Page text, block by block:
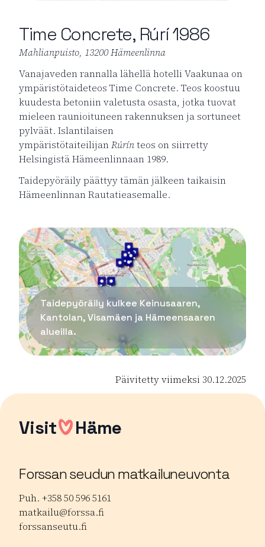
Time Concrete, Rúrí 1986
Mahlianpuisto, 13200 Hämeenlinna
Vanajaveden rannalla lähellä hotelli Vaakunaa on
ympäristötaideteos Time Concrete. Teos koostuu
kuudesta betoniin valetusta osasta, jotka tuovat
mieleen raunioituneen rakennuksen ja sortuneet
pylväät. Islantilaisen
ympäristötaiteilijanRúrínteos on siirretty
Helsingistä Hämeenlinnaan 1989.
Taidepyöräily päättyy tämän jälkeen taikaisin
Hämeenlinnan Rautatieasemalle.
Taidepyöräily kulkee Keinusaaren,
Kantolan, Visamäen ja Hämeensaaren
alueilla.
Päivitetty viimeksi 30.12.2025
Visit Häme
Forssan seudun matkailuneuvonta
Puh. +358 50 596 5161
matkailu@forssa.fi
forssanseutu.fi